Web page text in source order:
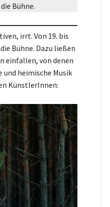
Bühne.
irrt. Von 19. bis
Bühne. Dazu ließen
einfallen, von denen
heimische Musik
KünstlerInnen: